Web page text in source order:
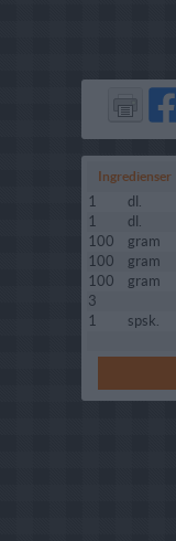
Del
på
Ingredienser
1 dl.
1
dl.
100
gram
100
gram
100
gram
3
1
spsk.